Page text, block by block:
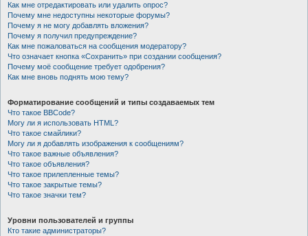
Как мне отредактировать или удалить опрос?
Почему мне недоступны некоторые форумы?
Почему я не могу добавлять вложения?
Почему я получил предупреждение?
Как мне пожаловаться на сообщения модератору?
Что означает кнопка «Сохранить» при создании сообщения?
Почему моё сообщение требует одобрения?
Как мне вновь поднять мою тему?
Форматирование сообщений и типы создаваемых тем
Что такое BBCode?
Могу ли я использовать HTML?
Что такое смайлики?
Могу ли я добавлять изображения к сообщениям?
Что такое важные объявления?
Что такое объявления?
Что такое прилепленные темы?
Что такое закрытые темы?
Что такое значки тем?
Уровни пользователей и группы
Кто такие администраторы?